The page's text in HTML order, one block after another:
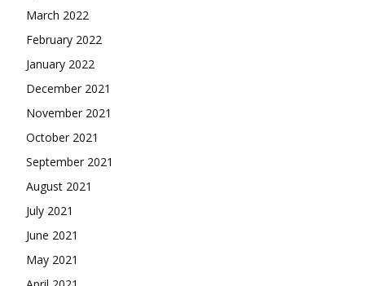
March 2022
February 2022
January 2022
December 2021
November 2021
October 2021
September 2021
August 2021
July 2021
June 2021
May 2021